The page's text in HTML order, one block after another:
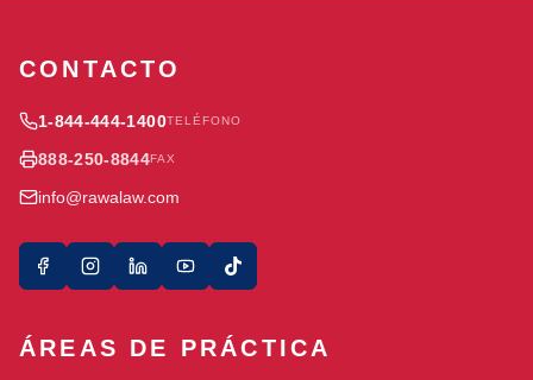
CONTACTO
1-844-444-1400TELÉFONO
888-250-8844FAX
info@rawalaw.com
ÁREAS DE PRÁCTICA